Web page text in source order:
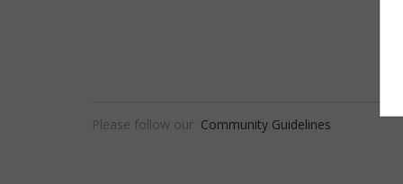
Please follow our Community Guidelines